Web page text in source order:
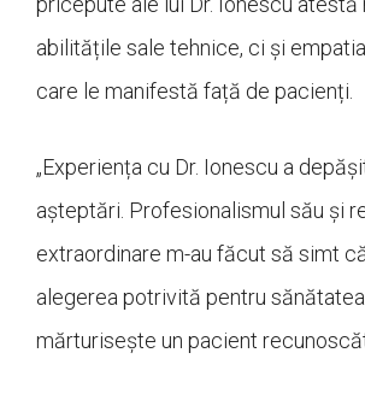
abilitățile sale tehnice, ci și
care le manifestă față de pacienți.
„Experiența cu Dr. Ionescu a
așteptări. Profesionalismul său și
extraordinare m-au făcut să simt
alegerea potrivită pentru sănătatea
mărturisește un pacient